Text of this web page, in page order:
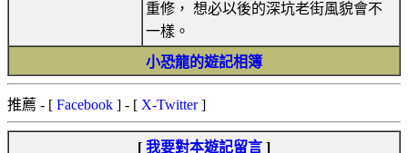
重修， 想必以後的深坑老街風貌會不
一樣。
小恐龍的遊記相簿
推薦 - [ Facebook ] - [ X-Twitter]
[ 我要對本遊記留言 ]